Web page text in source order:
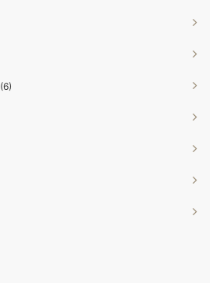
(6)